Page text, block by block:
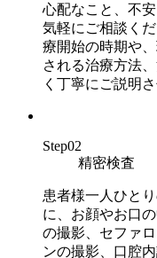
心配なこと、不
気軽にご相談く
療開始の時期や
される治療方法
く丁寧にご説明
Step02
精密検査
患者様一人ひと
に、お顔やお口
の撮影、セファ
ンの撮影、口腔